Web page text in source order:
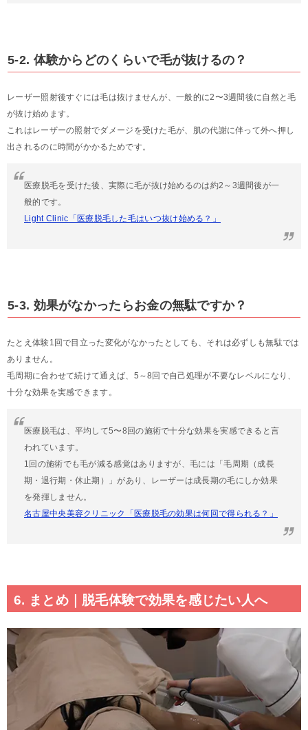
5-2. 体験からどのくらいで毛が抜けるの？
レーザー照射後すぐには毛は抜けませんが、一般的に2〜3週間後に自然と毛
が抜け始めます。
これはレーザーの照射でダメージを受けた毛が、肌の代謝に伴って外へ押し
出されるのに時間がかかるためです。
医療脱毛を受けた後、実際に毛が抜け始めるのは約2～3週間後が一
般的です。
Light Clinic「医療脱毛した毛はいつ抜け始める？」
5-3. 効果がなかったらお金の無駄ですか？
たとえ体験1回で目立った変化がなかったとしても、それは必ずしも無駄では
ありません。
毛周期に合わせて続けて通えば、5～8回で自己処理が不要なレベルになり、
十分な効果を実感できます。
医療脱毛は、平均して5〜8回の施術で十分な効果を実感できると言
われています。
1回の施術でも毛が減る感覚はありますが、毛には「毛周期（成長
期・退行期・休止期）」があり、レーザーは成長期の毛にしか効果
を発揮しません。
名古屋中央美容クリニック「医療脱毛の効果は何回で得られる？」
6. まとめ｜脱毛体験で効果を感じたい人へ